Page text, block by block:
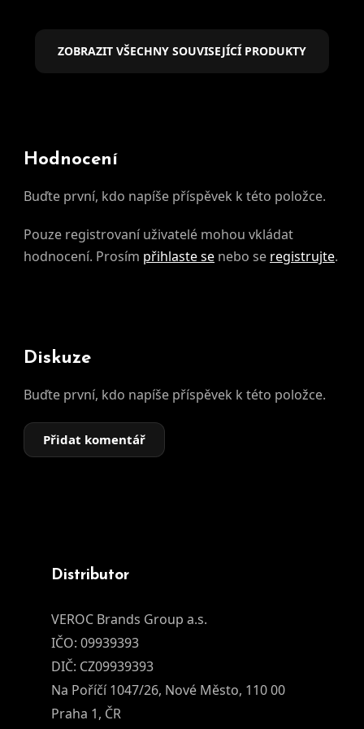
ZOBRAZIT VŠECHNY SOUVISEJÍCÍ PRODUKTY
Hodnocení
Buďte první, kdo napíše příspěvek k této položce.
Pouze registrovaní uživatelé mohou vkládat
hodnocení. Prosím přihlaste se nebo se registrujte.
Diskuze
Buďte první, kdo napíše příspěvek k této položce.
Přidat komentář
Distributor
VEROC Brands Group a.s.
IČO: 09939393
DIČ: CZ09939393
Na Poříčí 1047/26, Nové Město, 110 00
Praha 1, ČR